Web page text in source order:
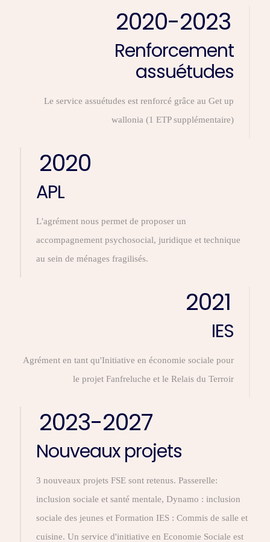
2020-2023
Renforcement
assuétudes
Le service assuétudes est renforcé grâce au Get up
wallonia (1 ETP supplémentaire)
2020
APL
L'agrément nous permet de proposer un
accompagnement psychosocial, juridique et technique
au sein de ménages fragilisés.
2021
IES
Agrément en tant qu'Initiative en économie sociale pour
le projet Fanfreluche et le Relais du Terroir
2023-2027
Nouveaux projets
3 nouveaux projets FSE sont retenus. Passerelle:
inclusion sociale et santé mentale, Dynamo : inclusion
sociale des jeunes et Formation IES : Commis de salle et
cuisine. Un service d'initiative en Economie Sociale est